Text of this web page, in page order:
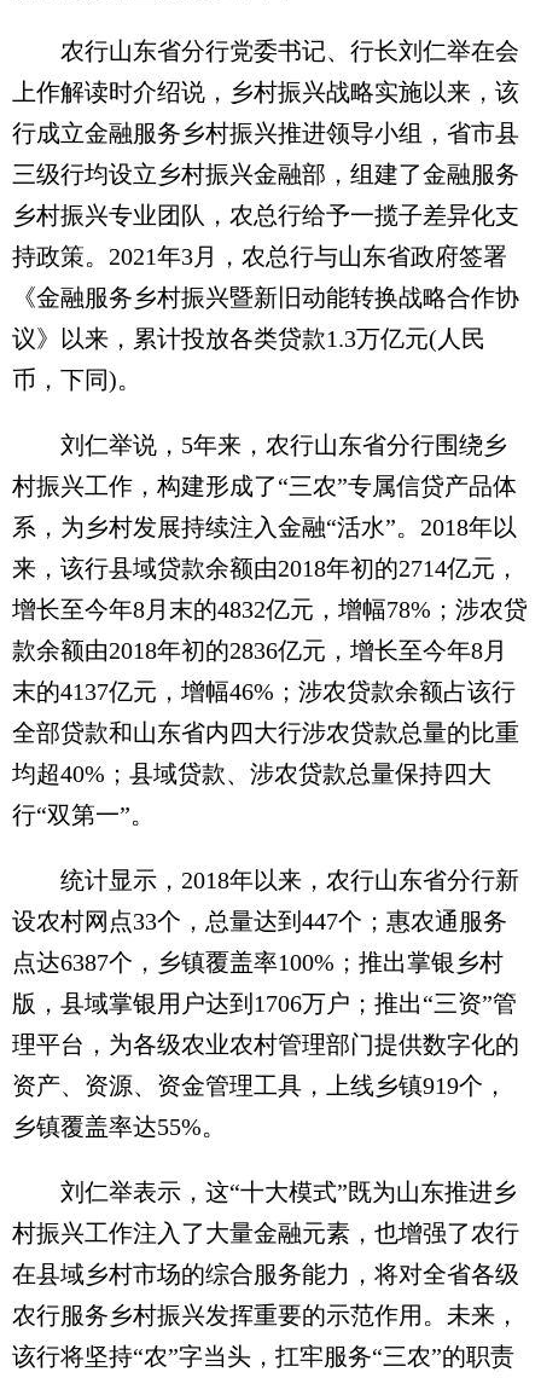
农行山东省分行党委书记、行长刘仁举在会
上作解读时介绍说，乡村振兴战略实施以来，该
行成立金融服务乡村振兴推进领导小组，省市县
三级行均设立乡村振兴金融部，组建了金融服务
乡村振兴专业团队，农总行给予一揽子差异化支
持政策。2021年3月，农总行与山东省政府签署
《金融服务乡村振兴暨新旧动能转换战略合作协
议》以来，累计投放各类贷款1.3万亿元(人民
币，下同)。
刘仁举说，5年来，农行山东省分行围绕乡
村振兴工作，构建形成了“三农”专属信贷产品体
系，为乡村发展持续注入金融“活水”。2018年以
来，该行县域贷款余额由2018年初的2714亿元，
增长至今年8月末的4832亿元，增幅78%；涉农贷
款余额由2018年初的2836亿元，增长至今年8月
末的4137亿元，增幅46%；涉农贷款余额占该行
全部贷款和山东省内四大行涉农贷款总量的比重
均超40%；县域贷款、涉农贷款总量保持四大
行“双第一”。
统计显示，2018年以来，农行山东省分行新
设农村网点33个，总量达到447个；惠农通服务
点达6387个，乡镇覆盖率100%；推出掌银乡村
版，县域掌银用户达到1706万户；推出“三资”管
理平台，为各级农业农村管理部门提供数字化的
资产、资源、资金管理工具，上线乡镇919个，
乡镇覆盖率达55%。
刘仁举表示，这“十大模式”既为山东推进乡
村振兴工作注入了大量金融元素，也增强了农行
在县域乡村市场的综合服务能力，将对全省各级
农行服务乡村振兴发挥重要的示范作用。未来，
该行将坚持“农”字当头，扛牢服务“三农”的职责